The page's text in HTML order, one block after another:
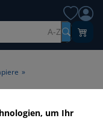
A-Z
»
>
um Ihr